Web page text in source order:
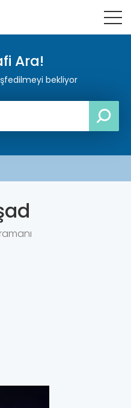
Ara!
bekliyor